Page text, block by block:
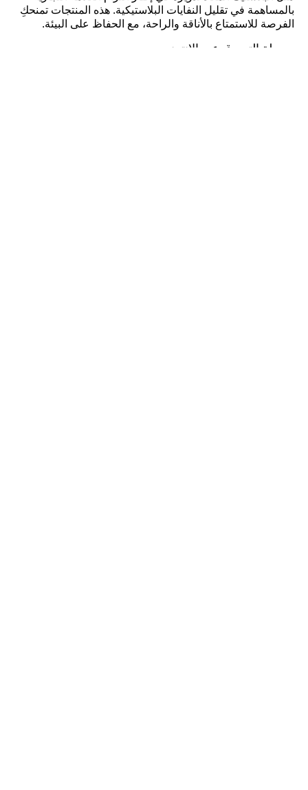
بالمساهمة في تقليل النفايات البلاستيكية. هذه المنتجات تمنحكِ
الفرصة للاستمتاع بالأناقة والراحة، مع الحفاظ على البيئة.
سهولة التسوق عبر الإنترنت